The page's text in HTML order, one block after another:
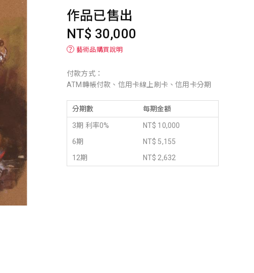
作品已售出
NT$ 30,000
？ 藝術品購買說明
付款方式：
ATM轉帳付款、信用卡線上刷卡、信用卡分期
分期數 每期金額
3期 利率0%
NT$ 10,000
6期
NT$ 5,155
12期
NT$ 2,632